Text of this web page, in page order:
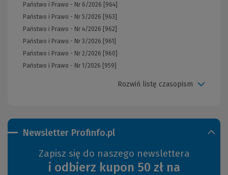
Newsletter Profinfo.pl
Zapisz się do naszego newslettera
i odbierz kupon 50 zł na
Państwo i Prawo - Nr 6/2026 [964]
Państwo i Prawo - Nr 5/2026 [963]
Państwo i Prawo - Nr 4/2026 [962]
Państwo i Prawo - Nr 3/2026 [961]
Państwo i Prawo - Nr 2/2026 [960]
Państwo i Prawo - Nr 1/2026 [959]
Rozwiń listę czasopism